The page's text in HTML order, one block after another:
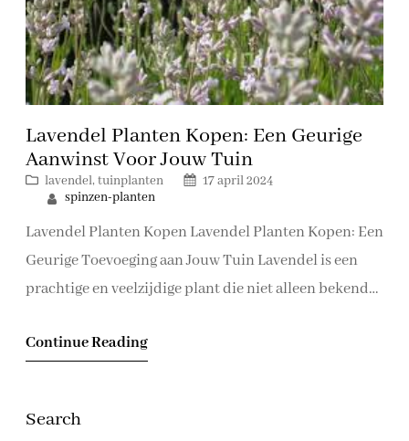
Lavendel Planten Kopen: Een Geurige
Aanwinst Voor Jouw Tuin
lavendel, tuinplanten
17 april 2024
spinzen-planten
Lavendel Planten Kopen Lavendel Planten Kopen: Een
Geurige Toevoeging aan Jouw Tuin Lavendel is een
prachtige en veelzijdige plant die niet alleen bekend
decoratieve en medicinale eigenschappen. Het kopen
functionaliteit…
Continue Reading
Search